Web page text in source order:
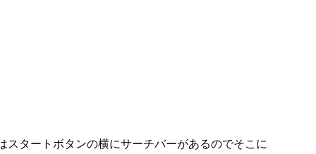
タートボタンの横にサーチバーがあるのでそこに